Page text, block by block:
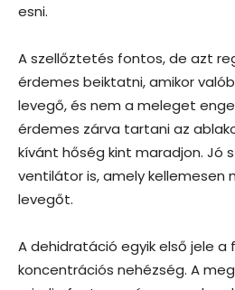
esni.
A szellőztetés fontos, de azt
érdemes beiktatni, amikor
levegő, és nem a meleget
érdemes zárva tartani az
kívánt hőség kint maradjon.
ventilátor is, amely kellemesen
levegőt.
A dehidratáció egyik első jele a
koncentrációs nehézség. A